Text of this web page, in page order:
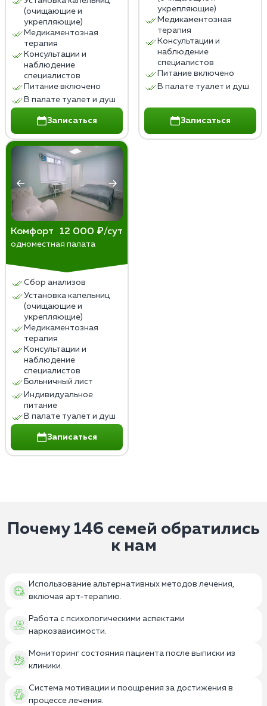
(очищающие и
укрепляющие)
Медикаментозная
терапия
Консультации и
наблюдение
специалистов
Питание включено
В палате туалет и душ
Записаться
укрепляющие)
Медикаментозная
терапия
Консультации и
наблюдение
специалистов
Питание включено
В палате туалет и душ
Записаться
Комфорт 12 000 ₽/сут
одноместная палата
Сбор анализов
Установка капельниц
(очищающие и
укрепляющие)
Медикаментозная
терапия
Консультации и
наблюдение
специалистов
Больничный лист
Индивидуальное
питание
В палате туалет и душ
Записаться
Почему 146 семей обратились
к нам
Использование альтернативных методов лечения,
включая арт-терапию.
Работа с психологическими аспектами
наркозависимости.
Мониторинг состояния пациента после выписки из
клиники.
Система мотивации и поощрения за достижения в
процессе лечения.